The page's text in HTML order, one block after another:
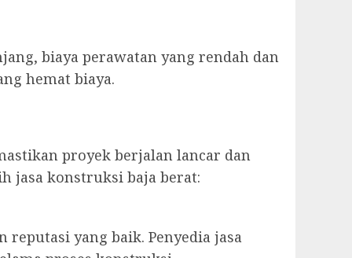
biaya perawatan yang rendah dan
hemat biaya.
proyek berjalan lancar dan
jasa konstruksi baja berat:
yang baik. Penyedia jasa